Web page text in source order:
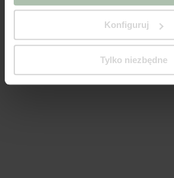
niż pliki cookie zgodne z
dokumentach powyżej, kliknij „Tak,
„Zmieniam ustawienia” z poziomu
Konfiguruj
Tylko niezbędne